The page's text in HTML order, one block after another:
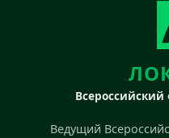
Ведущий